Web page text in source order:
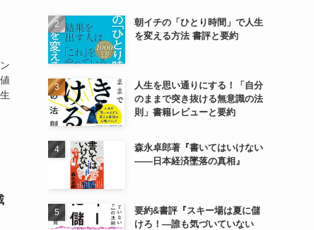
朝イチの「ひとり時間」で人生
を変える方法 書評と要約
人生を思い通りにする！「自分
のままで突き抜ける無意識の法
則」書籍レビューと要約
森永卓郎著『書いてはいけない
――日本経済墜落の真相』
要約&書評『スキー場は夏に儲
けろ！―誰も気づいていない